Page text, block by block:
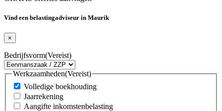
Vind een belastingadviseur in Maurik
×
Bedrijfsvorm(Vereist)
Werkzaamheden(Vereist)
Volledige boekhouding
Jaarrekening
Aangifte inkomstenbelasting